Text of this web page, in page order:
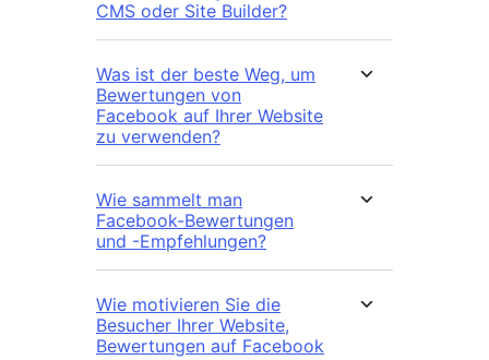
CMS oder Site Builder?
Was ist der beste Weg, um
Bewertungen von
Facebook auf Ihrer Website
zu verwenden?
Wie sammelt man
Facebook-Bewertungen
und -Empfehlungen?
Wie motivieren Sie die
Besucher Ihrer Website,
Bewertungen auf Facebook